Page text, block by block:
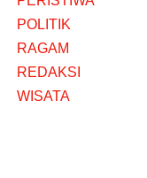
POLITIK
RAGAM
REDAKSI
WISATA